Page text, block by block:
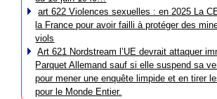
art 622 Violences sexuelles : en 2025 La
la France pour avoir failli à protéger des
viols
Art 621 Nordstream l’UE devrait attaquer
Parquet Allemand sauf si elle suspend sa
pour mener une enquête limpide et en tirer
pour le Monde Entier.